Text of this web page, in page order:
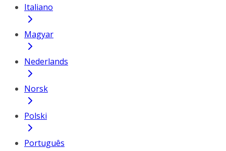
Italiano
Magyar
Nederlands
Norsk
Polski
Português